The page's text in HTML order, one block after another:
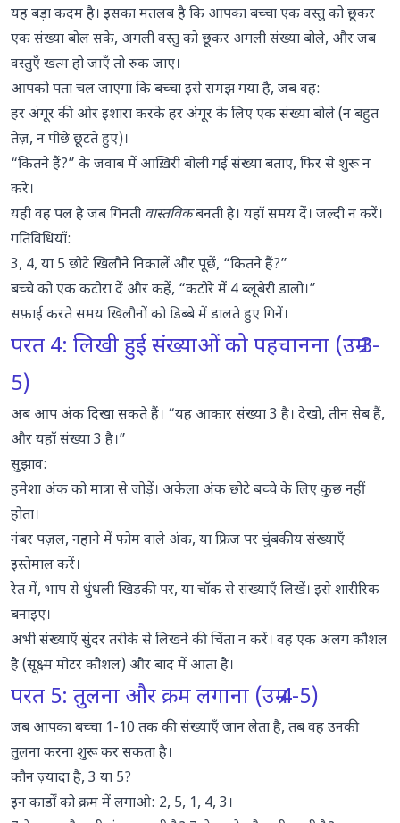
यह बड़ा कदम है। इसका मतलब है कि आपका बच्चा एक वस्तु को छूकर
एक संख्या बोल सके, अगली वस्तु को छूकर अगली संख्या बोले, और जब
वस्तुएँ खत्म हो जाएँ तो रुक जाए।
आपको पता चल जाएगा कि बच्चा इसे समझ गया है, जब वह:
हर अंगूर की ओर इशारा करके हर अंगूर के लिए एक संख्या बोले (न बहुत
तेज़, न पीछे छूटते हुए)।
“कितने हैं?” के जवाब में आख़िरी बोली गई संख्या बताए, फिर से शुरू न
करे।
यही वह पल है जब गिनती वास्तविकबनती है। यहाँ समय दें। जल्दी न करें।
गतिविधियाँ:
3, 4, या 5 छोटे खिलौने निकालें और पूछें, “कितने हैं?”
बच्चे को एक कटोरा दें और कहें, “कटोरे में 4 ब्लूबेरी डालो।”
सफ़ाई करते समय खिलौनों को डिब्बे में डालते हुए गिनें।
परत 4: लिखी हुई संख्याओं को पहचानना (उम्र 3-
5)
अब आप अंक दिखा सकते हैं। “यह आकार संख्या 3 है। देखो, तीन सेब हैं,
और यहाँ संख्या 3 है।”
सुझाव:
हमेशा अंक को मात्रा से जोड़ें। अकेला अंक छोटे बच्चे के लिए कुछ नहीं
होता।
नंबर पज़ल, नहाने में फोम वाले अंक, या फ्रिज पर चुंबकीय संख्याएँ
इस्तेमाल करें।
रेत में, भाप से धुंधली खिड़की पर, या चॉक से संख्याएँ लिखें। इसे शारीरिक
बनाइए।
अभी संख्याएँ सुंदर तरीके से लिखने की चिंता न करें। वह एक अलग कौशल
है (सूक्ष्म मोटर कौशल) और बाद में आता है।
परत 5: तुलना और क्रम लगाना (उम्र 4-5)
जब आपका बच्चा 1-10 तक की संख्याएँ जान लेता है, तब वह उनकी
तुलना करना शुरू कर सकता है।
कौन ज़्यादा है, 3 या 5?
इन कार्डों को क्रम में लगाओ: 2, 5, 1, 4, 3।